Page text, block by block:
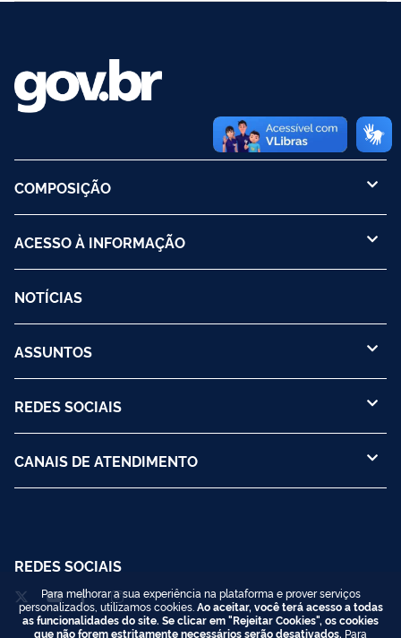
COMPOSIÇÃO
ACESSO À INFORMAÇÃO
NOTÍCIAS
ASSUNTOS
REDES SOCIAIS
CANAIS DE ATENDIMENTO
REDES SOCIAIS
Para melhorar a sua experiência na plataforma e prover serviços
personalizados, utilizamos cookies. Ao aceitar, você terá acesso a todas
as funcionalidades do site. Se clicar em "Rejeitar Cookies", os cookies
que não forem estritamente necessários serão desativados. Para